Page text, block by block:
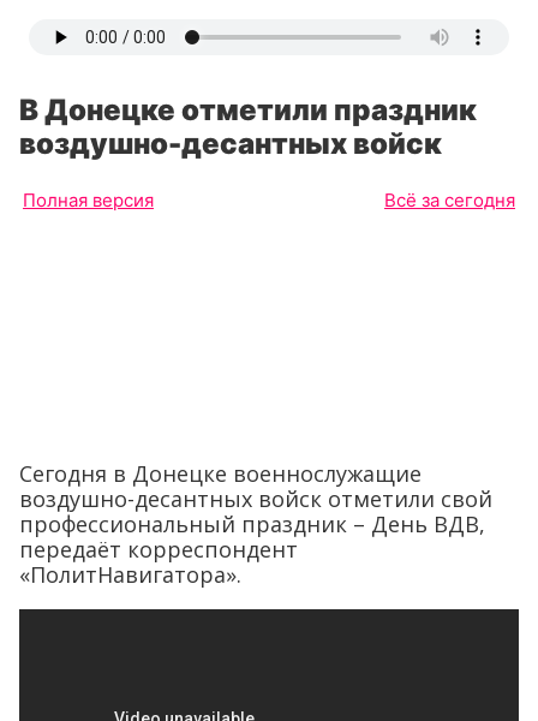
В Донецке отметили праздник
воздушно-десантных войск
Полная версия Всё за сегодня
Сегодня в Донецке военнослужащие
воздушно-десантных войск отметили свой
профессиональный праздник – День ВДВ,
передаёт корреспондент
«ПолитНавигатора».